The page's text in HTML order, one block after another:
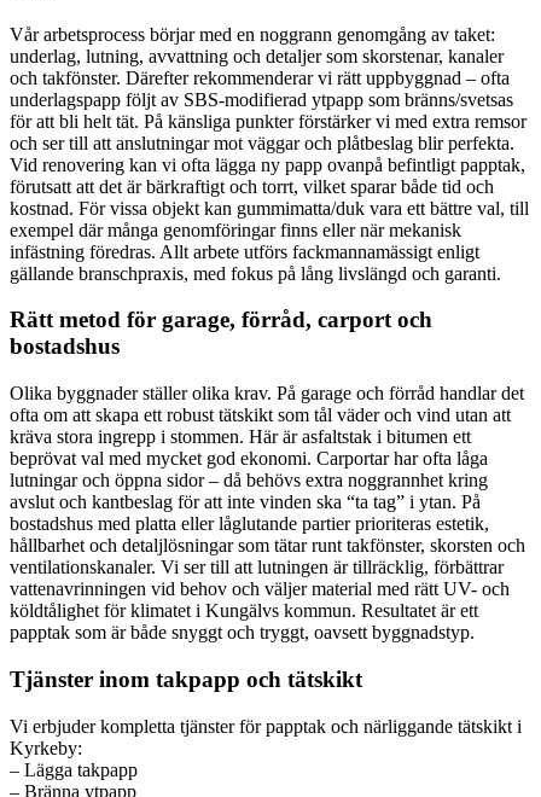
Vår arbetsprocess börjar med en noggrann genomgång av taket:
underlag, lutning, avvattning och detaljer som skorstenar, kanaler
och takfönster. Därefter rekommenderar vi rätt uppbyggnad – ofta
underlagspapp följt av SBS-modifierad ytpapp som bränns/svetsas
för att bli helt tät. På känsliga punkter förstärker vi med extra remsor
och ser till att anslutningar mot väggar och plåtbeslag blir perfekta.
Vid renovering kan vi ofta lägga ny papp ovanpå befintligt papptak,
förutsatt att det är bärkraftigt och torrt, vilket sparar både tid och
kostnad. För vissa objekt kan gummimatta/duk vara ett bättre val, till
exempel där många genomföringar finns eller när mekanisk
infästning föredras. Allt arbete utförs fackmannamässigt enligt
gällande branschpraxis, med fokus på lång livslängd och garanti.
Rätt metod för garage, förråd, carport och
bostadshus
Olika byggnader ställer olika krav. På garage och förråd handlar det
ofta om att skapa ett robust tätskikt som tål väder och vind utan att
kräva stora ingrepp i stommen. Här är asfaltstak i bitumen ett
beprövat val med mycket god ekonomi. Carportar har ofta låga
lutningar och öppna sidor – då behövs extra noggrannhet kring
avslut och kantbeslag för att inte vinden ska “ta tag” i ytan. På
bostadshus med platta eller låglutande partier prioriteras estetik,
hållbarhet och detaljlösningar som tätar runt takfönster, skorsten och
ventilationskanaler. Vi ser till att lutningen är tillräcklig, förbättrar
vattenavrinningen vid behov och väljer material med rätt UV- och
köldtålighet för klimatet i Kungälvs kommun. Resultatet är ett
papptak som är både snyggt och tryggt, oavsett byggnadstyp.
Tjänster inom takpapp och tätskikt
Vi erbjuder kompletta tjänster för papptak och närliggande tätskikt i
Kyrkeby:
– Lägga takpapp
– Bränna ytpapp